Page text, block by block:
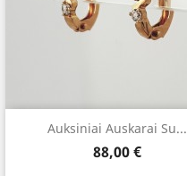
Auksiniai Auskarai Su...
Kaina
88,00 €